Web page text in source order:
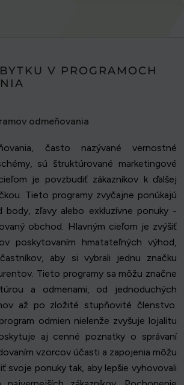
V PROGRAMOCH
odmeňovania
často nazývané vernostné
sú štruktúrované marketingové
je povzbudiť zákazníkov k ďalšej
Tieto programy zvyčajne ponúkajú
body, zľavy alebo exkluzívne ponuky -
obchod. Hlavným cieľom je zvýšiť
poskytovaním hmatateľných výhod,
aby si vybrali jednu značku
Tieto programy sa môžu značne
a odmenami, od jednoduchých
až po zložité stupňovité členstvo.
odmien nielenže zvyšuje lojalitu
aj cenné poznatky o správaní
vzorcov účasti a zapojenia môžu
svoje ponuky tak, aby lepšie vyhovovali